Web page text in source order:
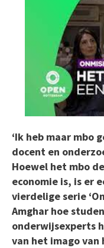
‘Ik heb maar mbo
docent en
Hoewel het mbo
economie is, is er
vierdelige serie
Amghar hoe
onderwijsexperts
van het imago van